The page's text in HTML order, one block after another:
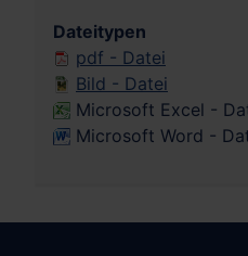
Dateitypen
pdf - Datei
Bild - Datei
Microsoft Excel -
Microsoft Word -